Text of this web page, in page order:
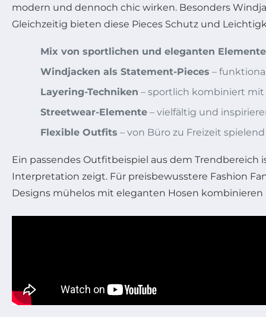
modern und dennoch chic wirken. Besonders
Gleichzeitig bieten diese Pieces Schutz und
Mix von sportlichen und eleganten
Windjacken als Statement-Pieces –
Layering-Techniken – sportlich kombiniert mit
Streetwear-Elemente – vielfältig und
Flexible Outfits – von Büro zu Freizeit
Ein passendes Outfitbeispiel aus dem
Interpretation zeigt. Für preisbewusstere Fashion
Designs mühelos mit eleganten Hosen